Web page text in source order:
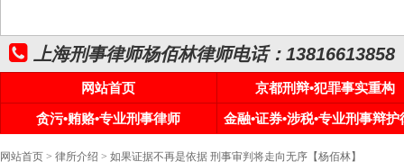
上海刑事律师杨佰林律师电话：13816613858
网站首页
京都刑辩•犯罪事实重构
贪污•贿赂•专业刑事律师
金融•证券•涉税•专业刑事辩护
网站首页 > 律所介绍 > 如果证据不再是依据 刑事审判将走向无序【杨佰林】